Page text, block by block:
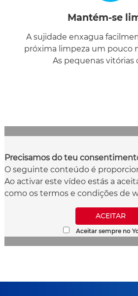
Mantém-se
A sujidade enxagua
próxima limpeza um pouco
As pequenas vitórias
Precisamos do teu
O seguinte conteúdo é
Ao activar este vídeo estás a
como os termos e condições de
ACEITAR
Aceitar sempre no